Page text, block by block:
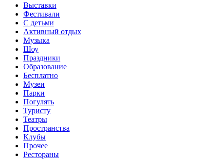
Выставки
Фестивали
С детьми
Активный отдых
Музыка
Шоу
Праздники
Образование
Бесплатно
Музеи
Парки
Погулять
Туристу
Театры
Пространства
Клубы
Прочее
Рестораны